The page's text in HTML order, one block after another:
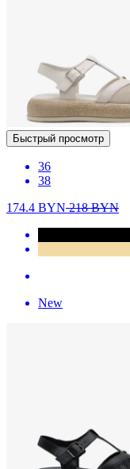
Быстрый просмотр
36
38
174.4 BYN218BYN
New